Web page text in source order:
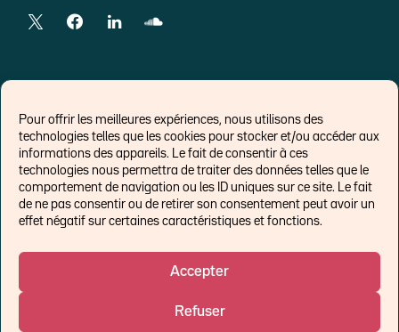
Pour offrir les meilleures expériences, nous utilisons des
technologies telles que les cookies pour stocker et/ou accéder aux
informations des appareils. Le fait de consentir à ces
technologies nous permettra de traiter des données telles que le
comportement de navigation ou les ID uniques sur ce site. Le fait
de ne pas consentir ou de retirer son consentement peut avoir un
effet négatif sur certaines caractéristiques et fonctions.
Accepter
Refuser
LIENS EXTERNES
Chroniques pour Forbes
Economistes
Think tank
Politique de cookies (UE)